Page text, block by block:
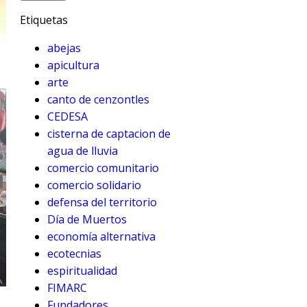
Etiquetas
abejas
apicultura
arte
canto de cenzontles
CEDESA
cisterna de captacion de
agua de lluvia
comercio comunitario
comercio solidario
defensa del territorio
Día de Muertos
economía alternativa
ecotecnias
espiritualidad
FIMARC